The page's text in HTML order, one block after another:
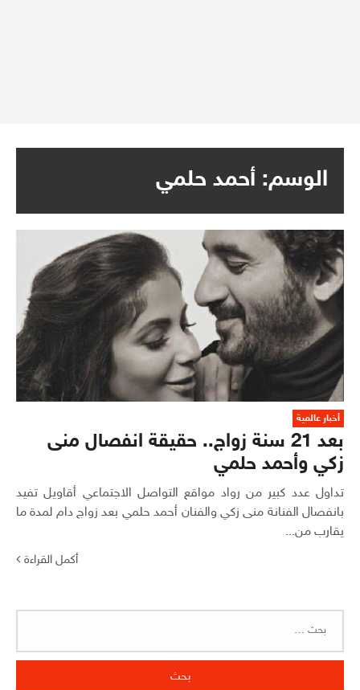
الوسم: أحمد حلمي
أخبار عالمية
بعد 21 سنة زواج.. حقيقة انفصال منى
زكي وأحمد حلمي
تداول عدد كبير من رواد مواقع التواصل الاجتماعي أقاويل تفيد
بانفصال الفنانة منى زكي والفنان أحمد حلمي بعد زواج دام لمدة ما
يقارب من...
أكمل القراءة